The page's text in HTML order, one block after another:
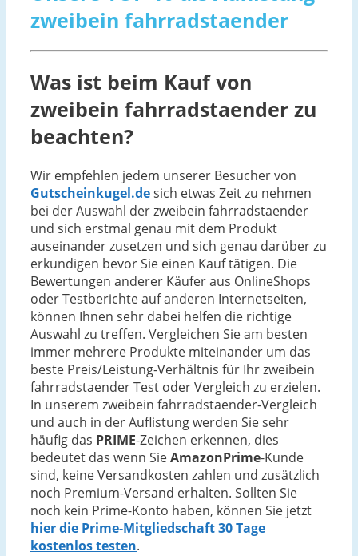
zweibein fahrradstaender
Was ist beim Kauf von
zweibein fahrradstaender zu
beachten?
Wir empfehlen jedem unserer Besucher von
Gutscheinkugel.desich etwas Zeit zu nehmen
bei der Auswahl der zweibein fahrradstaender
und sich erstmal genau mit dem Produkt
auseinander zusetzen und sich genau darüber zu
erkundigen bevor Sie einen Kauf tätigen. Die
Bewertungen anderer Käufer aus OnlineShops
oder Testberichte auf anderen Internetseiten,
können Ihnen sehr dabei helfen die richtige
Auswahl zu treffen. Vergleichen Sie am besten
immer mehrere Produkte miteinander um das
beste Preis/Leistung-Verhältnis für Ihr zweibein
fahrradstaender Test oder Vergleich zu erzielen.
In unserem zweibein fahrradstaender-Vergleich
und auch in der Auflistung werden Sie sehr
häufig das PRIME-Zeichen erkennen, dies
bedeutet das wenn SieAmazonPrime-Kunde
sind, keine Versandkosten zahlen und zusätzlich
noch Premium-Versand erhalten. Sollten Sie
noch kein Prime-Konto haben, können Sie jetzt
hier die Prime-Mitgliedschaft 30 Tage
kostenlos testen.